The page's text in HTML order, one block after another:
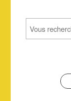
Rechercher